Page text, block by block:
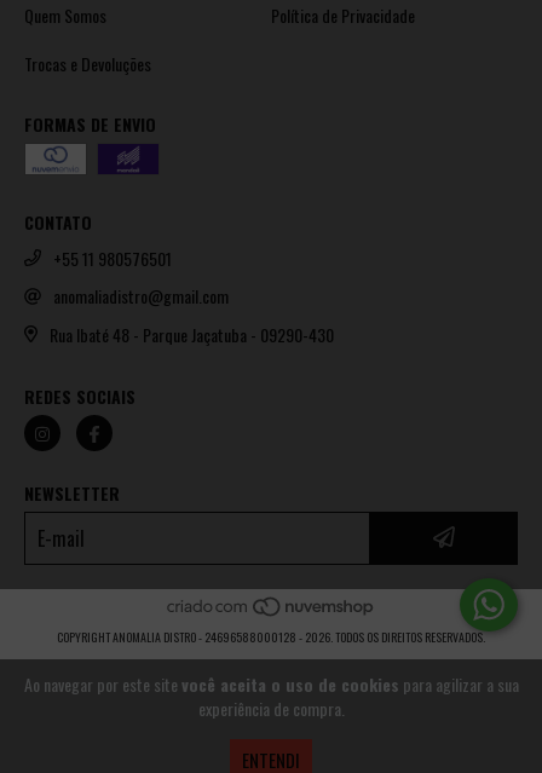
Ao navegar por este sitevocê aceita o uso de cookies para agilizar a sua
experiência de compra.
ENTENDI
Quem Somos
Política de Privacidade
Trocas e Devoluções
FORMAS DE ENVIO
CONTATO
+55 11 980576501
anomaliadistro@gmail.com
Rua Ibaté 48 - Parque Jaçatuba - 09290-430
REDES SOCIAIS
NEWSLETTER
COPYRIGHT ANOMALIA DISTRO - 24696588000128 - 2026. TODOS OS DIREITOS RESERVADOS.